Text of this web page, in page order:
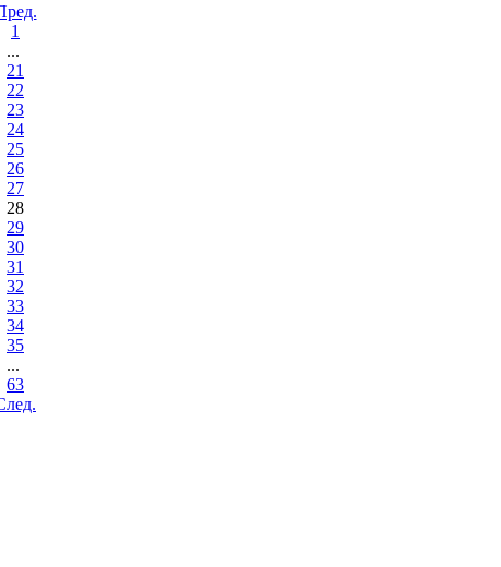
1
...
21
22
23
24
25
26
27
28
29
30
31
32
33
34
35
...
63